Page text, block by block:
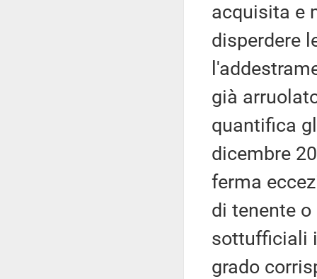
acquisita e
disperdere
già
quantifica
dicembre
ferma
di tenente
sottufficiali
grado